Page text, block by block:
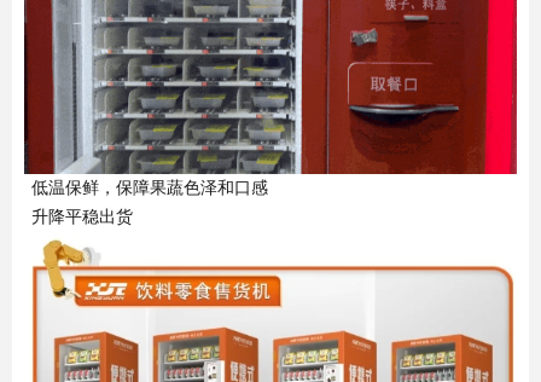
低温保鲜，保障果蔬色泽和口感
升降平稳出货